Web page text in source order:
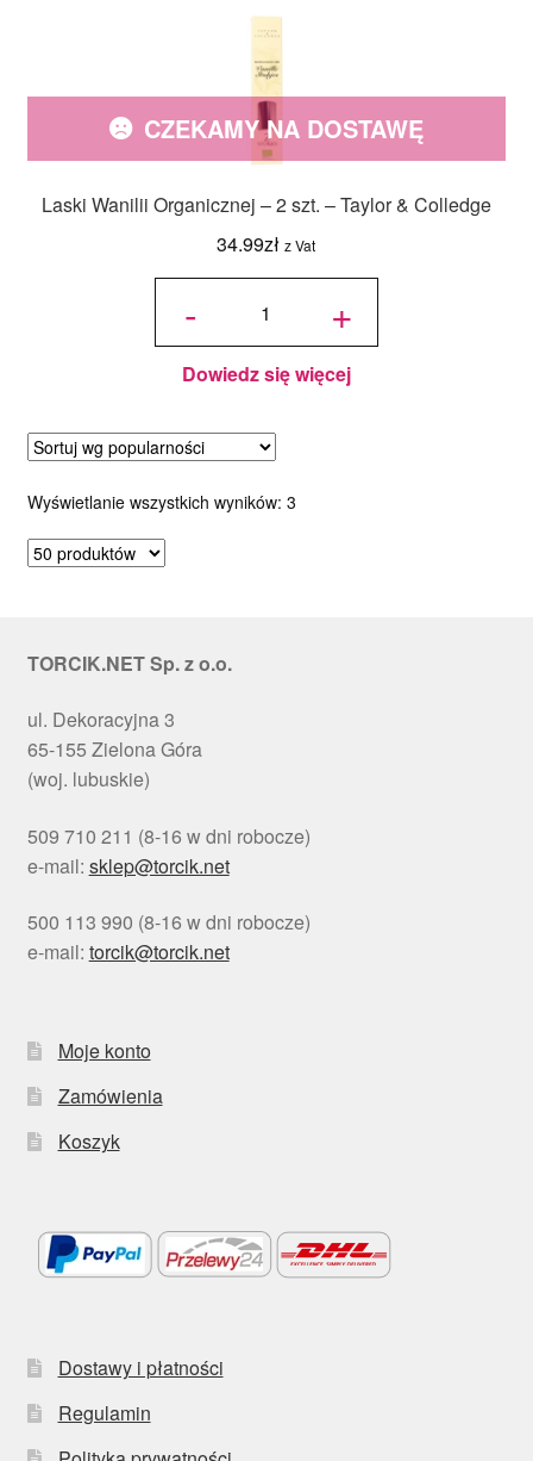
Laski Wanilii Organicznej – 2 szt. – Taylor & Colledge
34.99zł z Vat
CZEKAMY NA DOSTAWĘ
-
ilość Laski
- 2 szt. -
Taylor &
Colledge +
Dowiedz się więcej
Wyświetlanie wszystkich wyników: 3Posortowane
TORCIK.NET Sp. z o.o.
ul. Dekoracyjna 3
65-155 Zielona Góra
(woj. lubuskie)
509 710 211 (8-16 w dni robocze)
e-mail: sklep@torcik.net
500 113 990 (8-16 w dni robocze)
e-mail: torcik@torcik.net
Moje konto
Zamówienia
Koszyk
Dostawy i płatności
Regulamin